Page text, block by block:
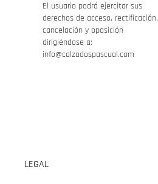
El usuario podrá ejercitar sus
derechos de acceso, rectificación,
cancelación y oposición
dirigiéndose a:
info@calzadospascual.com
LEGAL